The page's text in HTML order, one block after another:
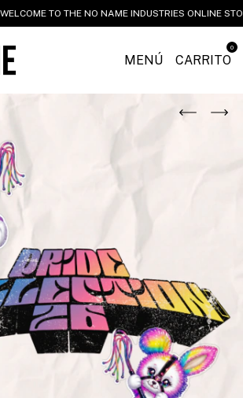
TO THE NO NAME INDUSTRIES ONLINE STORE
MENÚ CARRITO
0